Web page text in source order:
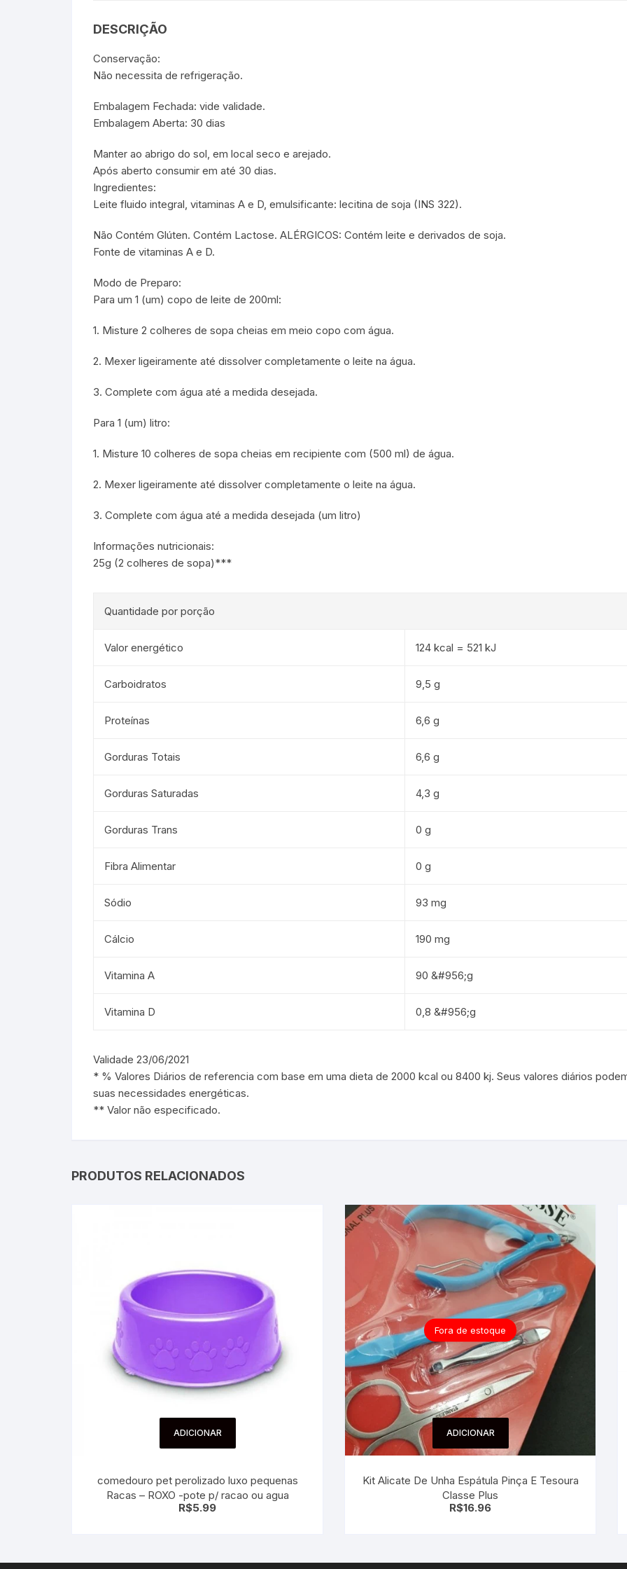
Remédio
DESCRIÇÃO
Conservação:
Não necessita de refrigeração.
Embalagem Fechada: vide validade.
Embalagem Aberta: 30 dias
Manter ao abrigo do sol, em local seco e arejado.
Após aberto consumir em até 30 dias.
Ingredientes:
Leite fluido integral, vitaminas A e D, emulsificante: lecitina de soja (INS 322).
Não Contém Glúten. Contém Lactose. ALÉRGICOS: Contém leite e derivados de soja.
Fonte de vitaminas A e D.
Modo de Preparo:
Para um 1 (um) copo de leite de 200ml:
1. Misture 2 colheres de sopa cheias em meio copo com água.
2. Mexer ligeiramente até dissolver completamente o leite na água.
3. Complete com água até a medida desejada.
Para 1 (um) litro:
1. Misture 10 colheres de sopa cheias em recipiente com (500 ml) de água.
2. Mexer ligeiramente até dissolver completamente o leite na água.
3. Complete com água até a medida desejada (um litro)
Informações nutricionais:
25g (2 colheres de sopa)***
Quantidade por porção
Valor energético 124 kcal = 521 kJ
Carboidratos 9,5 g
Proteínas 6,6 g
Gorduras Totais 6,6 g
Gorduras Saturadas 4,3 g
Gorduras Trans 0 g
Fibra Alimentar 0 g
Sódio 93 mg
Cálcio 190 mg
Vitamina A 90 &#956;g
Vitamina D 0,8 &#956;g
Validade 23/06/2021
* % Valores Diários de referencia com base em uma dieta de 2000 kcal ou 8400 kj. Seus valores diários
suas necessidades energéticas.
** Valor não especificado.
PRODUTOS RELACIONADOS
ADICIONAR
comedouro pet perolizado luxo pequenas
Racas – ROXO -pote p/ racao ou agua
R$5.99
Fora de estoque
ADICIONAR
Kit Alicate De Unha Espátula Pinça E Tesoura
Classe Plus
R$16.96